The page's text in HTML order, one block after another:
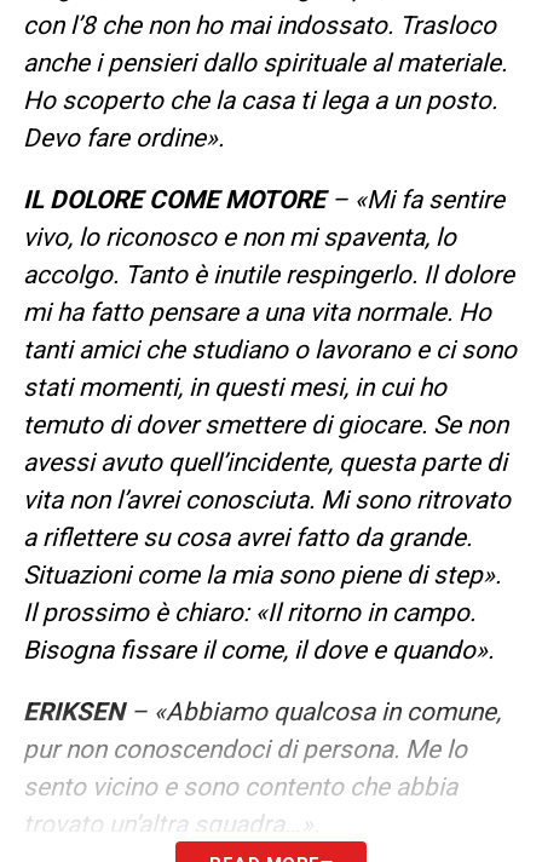
con l’8 che non ho mai indossato. Trasloco
anche i pensieri dallo spirituale al materiale.
Ho scoperto che la casa ti lega a un posto.
Devo fare ordine».
IL DOLORE COME MOTORE– «Mi fa sentire
vivo, lo riconosco e non mi spaventa, lo
accolgo. Tanto è inutile respingerlo. Il dolore
mi ha fatto pensare a una vita normale. Ho
tanti amici che studiano o lavorano e ci sono
stati momenti, in questi mesi, in cui ho
temuto di dover smettere di giocare. Se non
avessi avuto quell’incidente, questa parte di
vita non l’avrei conosciuta. Mi sono ritrovato
a riflettere su cosa avrei fatto da grande.
Situazioni come la mia sono piene di step».
Il prossimo è chiaro: «Il ritorno in campo.
Bisogna fissare il come, il dove e quando».
ERIKSEN – «Abbiamo qualcosa in comune,
pur non conoscendoci di persona. Me lo
sento vicino e sono contento che abbia
trovato un’altra squadra…».